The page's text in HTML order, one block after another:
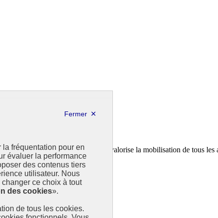
fréquentation pour en
évaluer la performance
des contenus tiers
utilisateur. Nous
ce choix à tout
des cookies».
de tous les cookies.
la feuille de route de la France. Il valorise la mobilisation de tous les